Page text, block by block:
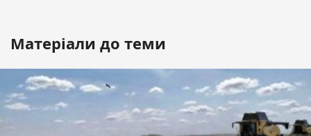
Матеріали до теми